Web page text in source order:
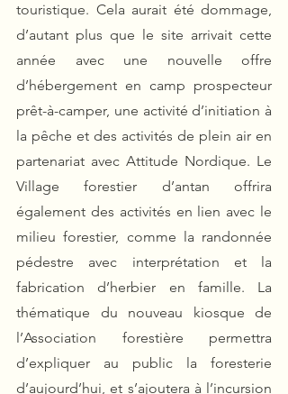
touristique. Cela aurait été dommage,
d’autant plus que le site arrivait cette
année avec une nouvelle offre
d’hébergement en camp prospecteur
prêt-à-camper, une activité d’initiation à
la pêche et des activités de plein air en
partenariat avec Attitude Nordique. Le
Village forestier d’antan offrira
également des activités en lien avec le
milieu forestier, comme la randonnée
pédestre avec interprétation et la
fabrication d’herbier en famille. La
thématique du nouveau kiosque de
l’Association forestière permettra
d’expliquer au public la foresterie
d’aujourd’hui, et s’ajoutera à l’incursion